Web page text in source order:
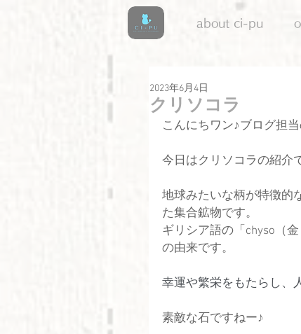
about ci-pu
クリソコラ
2023年6月4日
こんにちワン♪ブログ担
今日はクリソコラの紹介
地球みたいな柄が特徴的
た集合鉱物です。
ギリシア語の「chyso（
の由来です。
幸運や繁栄をもたらし、
素敵な石ですねー♪